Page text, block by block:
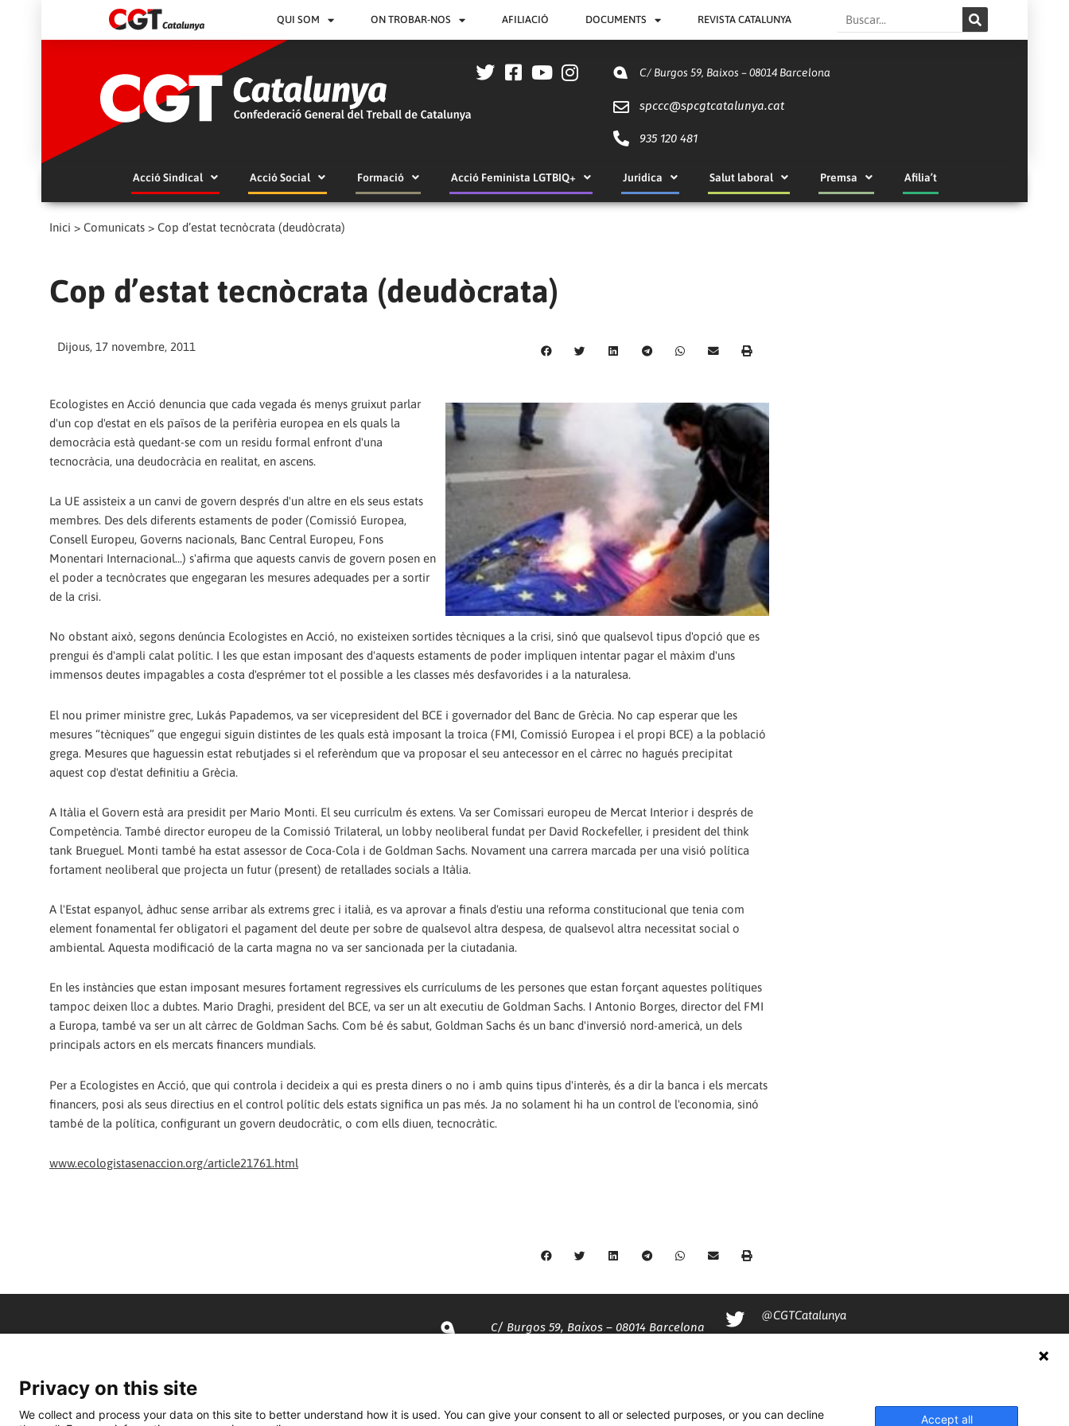
QUI SOM ON TROBAR-NOS AFILIACIÓ DOCUMENTS REVISTA CATALUNYA Search
C/ Burgos 59, Baixos – 08014 Barcelona
spccc@spcgtcatalunya.cat
935 120 481
Acció Sindical Acció Social Formació Acció Feminista LGTBIQ+ Jurídica Salut laboral Premsa Afilia’t
Inici > Comunicats > Cop d’estat tecnòcrata (deudòcrata)
Cop d’estat tecnòcrata (deudòcrata)
Dijous, 17 novembre, 2011
Ecologistes en Acció denuncia que cada vegada és menys gruixut parlar
d'un cop d'estat en els països de la perifèria europea en els quals la
democràcia està quedant-se com un residu formal enfront d'una
tecnocràcia, una deudocràcia en realitat, en ascens.
La UE assisteix a un canvi de govern després d'un altre en els seus estats
membres. Des dels diferents estaments de poder (Comissió Europea,
Consell Europeu, Governs nacionals, Banc Central Europeu, Fons
Monentari Internacional...) s'afirma que aquests canvis de govern posen en
el poder a tecnòcrates que engegaran les mesures adequades per a sortir
de la crisi.
No obstant això, segons denúncia Ecologistes en Acció, no existeixen sortides tècniques a la crisi, sinó que qualsevol tipus d'opció que es
prengui és d'ampli calat polític. I les que estan imposant des d'aquests estaments de poder impliquen intentar pagar el màxim d'uns
immensos deutes impagables a costa d'esprémer tot el possible a les classes més desfavorides i a la naturalesa.
El nou primer ministre grec, Lukás Papademos, va ser vicepresident del BCE i governador del Banc de Grècia. No cap esperar que les
mesures “tècniques” que engegui siguin distintes de les quals està imposant la troica (FMI, Comissió Europea i el propi BCE) a la població
grega. Mesures que haguessin estat rebutjades si el referèndum que va proposar el seu antecessor en el càrrec no hagués precipitat
aquest cop d'estat definitiu a Grècia.
A Itàlia el Govern està ara presidit per Mario Monti. El seu currículm és extens. Va ser Comissari europeu de Mercat Interior i després de
Competència. També director europeu de la Comissió Trilateral, un lobby neoliberal fundat per David Rockefeller, i president del think
tank Brueguel. Monti també ha estat assessor de Coca-Cola i de Goldman Sachs. Novament una carrera marcada per una visió política
fortament neoliberal que projecta un futur (present) de retallades socials a Itàlia.
A l'Estat espanyol, àdhuc sense arribar als extrems grec i italià, es va aprovar a finals d'estiu una reforma constitucional que tenia com
element fonamental fer obligatori el pagament del deute per sobre de qualsevol altra despesa, de qualsevol altra necessitat social o
ambiental. Aquesta modificació de la carta magna no va ser sancionada per la ciutadania.
En les instàncies que estan imposant mesures fortament regressives els currículums de les persones que estan forçant aquestes polítiques
tampoc deixen lloc a dubtes. Mario Draghi, president del BCE, va ser un alt executiu de Goldman Sachs. I Antonio Borges, director del FMI
a Europa, també va ser un alt càrrec de Goldman Sachs. Com bé és sabut, Goldman Sachs és un banc d'inversió nord-americà, un dels
principals actors en els mercats financers mundials.
Per a Ecologistes en Acció, que qui controla i decideix a qui es presta diners o no i amb quins tipus d'interès, és a dir la banca i els mercats
financers, posi als seus directius en el control polític dels estats significa un pas més. Ja no solament hi ha un control de l'economia, sinó
també de la política, configurant un govern deudocràtic, o com ells diuen, tecnocràtic.
www.ecologistasenaccion.org/article21761.html
C/ Burgos 59, Baixos – 08014 Barcelona
935 120 481
@CGTCatalunya
Privacy on this site
We collect and process your data on this site to better understand how it is used. You can give your consent to all or selected purposes, or you can decline
Accept all